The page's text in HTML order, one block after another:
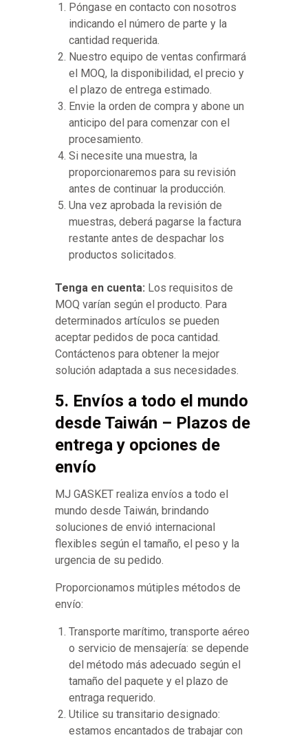
Póngase en contacto con nosotros
indicando el número de parte y la
cantidad requerida.
Nuestro equipo de ventas confirmará
el MOQ, la disponibilidad, el precio y
el plazo de entrega estimado.
Envie la orden de compra y abone un
anticipo del para comenzar con el
procesamiento.
Si necesite una muestra, la
proporcionaremos para su revisión
antes de continuar la producción.
Una vez aprobada la revisión de
muestras, deberá pagarse la factura
restante antes de despachar los
productos solicitados.
Tenga en cuenta: Los requisitos de
MOQ varían según el producto. Para
determinados artículos se pueden
aceptar pedidos de poca cantidad.
Contáctenos para obtener la mejor
solución adaptada a sus necesidades.
5. Envíos a todo el mundo
desde Taiwán – Plazos de
entrega y opciones de
envío
MJ GASKET realiza envíos a todo el
mundo desde Taiwán, brindando
soluciones de envió internacional
flexibles según el tamaño, el peso y la
urgencia de su pedido.
Proporcionamos mútiples métodos de
envío:
Transporte marítimo, transporte aéreo
o servicio de mensajería: se depende
del método más adecuado según el
tamaño del paquete y el plazo de
entraga requerido.
Utilice su transitario designado:
estamos encantados de trabajar con